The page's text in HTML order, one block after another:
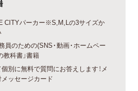
CITYパーカー※S,M,Lの3サイズか
員のための(SNS・動画・ホームペー
科書」書籍
別に無料で質問にお答えします！メ
ッセージカード